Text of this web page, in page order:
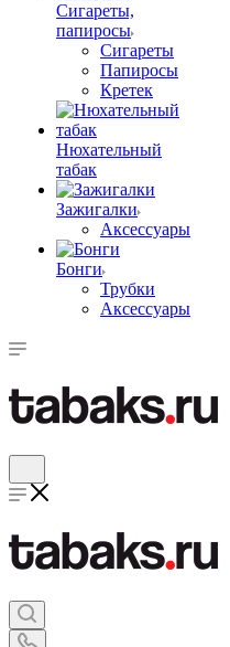
Сигареты,
папиросы
Сигареты
Папиросы
Кретек
Нюхательный
табак
Зажигалки
Аксессуары
Бонги
Трубки
Аксессуары